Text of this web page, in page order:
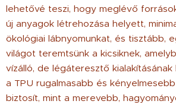
lehetővé teszi, hogy meglévő
új anyagok létrehozása helyett,
ökológiai lábnyomunkat, és tisztább,
világot teremtsünk a kicsiknek,
vízálló, de légáteresztő
a TPU rugalmasabb és
biztosít, mint a merevebb,